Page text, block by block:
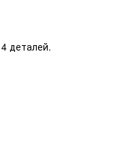
деталей.